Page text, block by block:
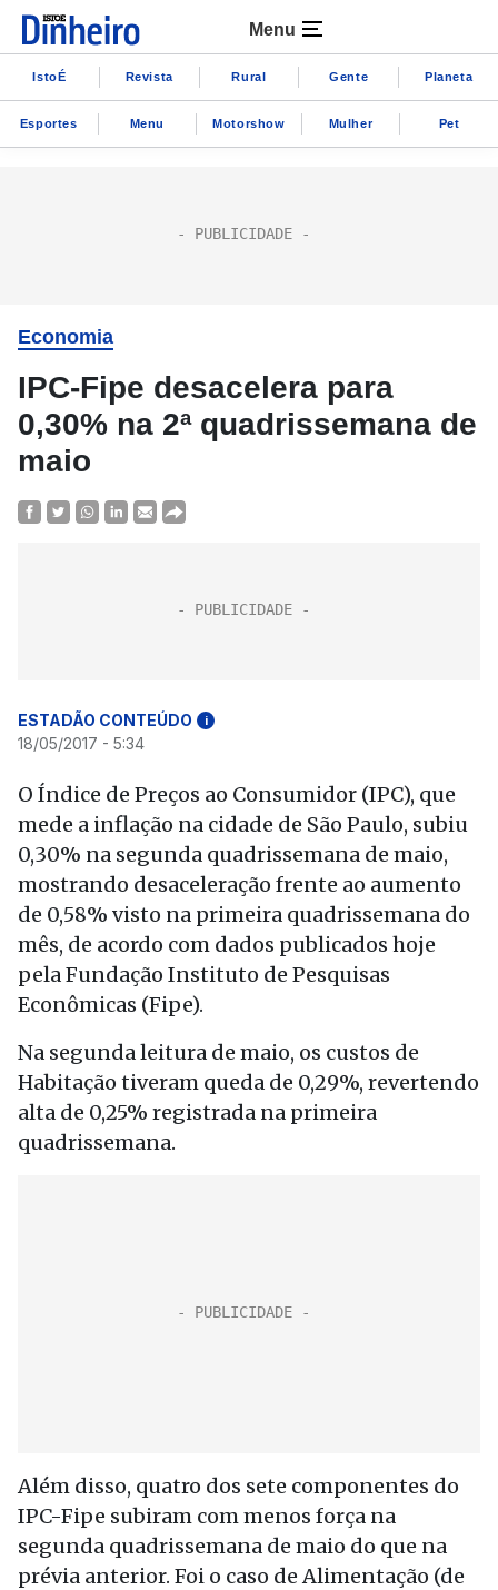
Menu
IstoÉ Revista Rural Gente Planeta
Esportes Menu Motorshow Mulher Pet
Economia
IPC-Fipe desacelera para
0,30% na 2ª quadrissemana de
maio
ESTADÃO CONTEÚDO i
18/05/2017 - 5:34
O Índice de Preços ao Consumidor (IPC), que
mede a inflação na cidade de São Paulo, subiu
0,30% na segunda quadrissemana de maio,
mostrando desaceleração frente ao aumento
de 0,58% visto na primeira quadrissemana do
mês, de acordo com dados publicados hoje
pela Fundação Instituto de Pesquisas
Econômicas (Fipe).
Na segunda leitura de maio, os custos de
Habitação tiveram queda de 0,29%, revertendo
alta de 0,25% registrada na primeira
quadrissemana.
Além disso, quatro dos sete componentes do
IPC-Fipe subiram com menos força na
segunda quadrissemana de maio do que na
prévia anterior. Foi o caso de Alimentação (de